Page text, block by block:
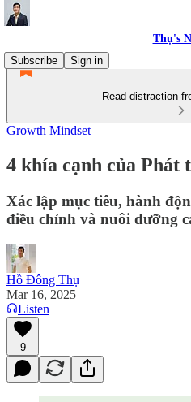
Thụ's
Subscribe
Sign in
Read distraction-
Growth Mindset
4 khía cạnh của Phát
Xác lập mục tiêu, hành
điều chỉnh và nuôi dưỡng
Hồ Đông Thụ
Mar 16, 2025
Listen
9